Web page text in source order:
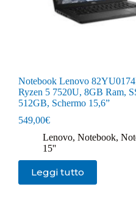
Notebook Lenovo
Ryzen 5 7520U, 8GB Ram,
512GB, Schermo 15,6”
549,00€
Lenovo, Notebook,
15''
Leggi tutto